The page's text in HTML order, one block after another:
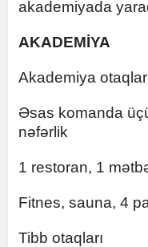
akademiyada
AKADEMİYA
Akademiya
Əsas komanda
nəfərlik
1 restoran, 1
Fitnes, sauna, 4
Tibb otaqları